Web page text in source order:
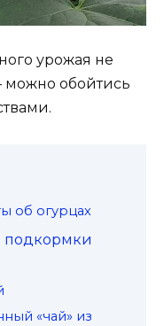
урожая не
можно обойтись
об огурцах
подкормки
«чай» из